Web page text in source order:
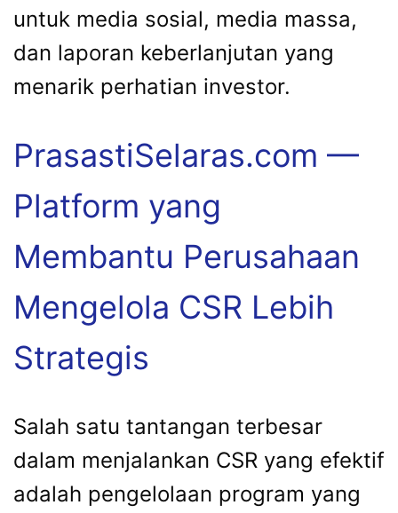
untuk media sosial, media massa,
dan laporan keberlanjutan yang
menarik perhatian investor.
PrasastiSelaras.com —
Platform yang
Membantu Perusahaan
Mengelola CSR Lebih
Strategis
Salah satu tantangan terbesar
dalam menjalankan CSR yang efektif
adalah pengelolaan program yang